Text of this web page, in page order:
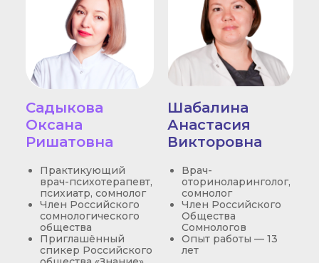
Практикующий
врач-психотерапевт,
психиатр, сомнолог
Член Российского
сомнологического
общества
Приглашённый
спикер Российского
Садыкова
Оксана
Ришатовна
Врач-
оториноларинголог,
сомнолог
Член Российского
Общества
Сомнологов
Опыт работы — 13
лет
Шабалина
Анастасия
Викторовна